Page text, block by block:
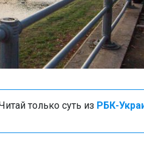
только суть из РБК-